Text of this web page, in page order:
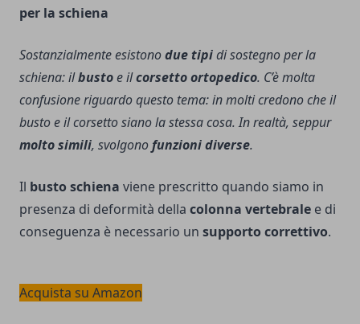
per la schiena
Sostanzialmente esistonodue tipidi sostegno per la
schiena: ilbustoe ilcorsetto ortopedico. C’è molta
confusione riguardo questo tema: in molti credono che il
busto e il corsetto siano la stessa cosa. In realtà, seppur
molto simili, svolgonofunzioni diverse.
Il busto schiena viene prescritto quando siamo in
presenza di deformità della colonna vertebrale e di
conseguenza è necessario un supporto correttivo.
Acquista su Amazon